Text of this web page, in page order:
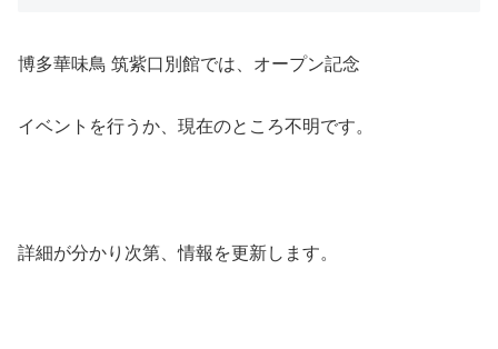
博多華味鳥 筑紫口別館では、オープン記念
イベントを行うか、現在のところ不明です。
詳細が分かり次第、情報を更新します。